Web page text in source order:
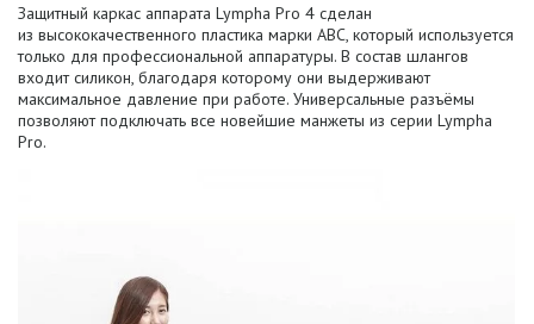
Защитный каркас аппарата Lympha Pro 4 сделан
из высококачественного пластика марки ABC, который используется
только для профессиональной аппаратуры. В состав шлангов
входит силикон, благодаря которому они выдерживают
максимальное давление при работе. Универсальные разъёмы
позволяют подключать все новейшие манжеты из серии Lympha
Pro.